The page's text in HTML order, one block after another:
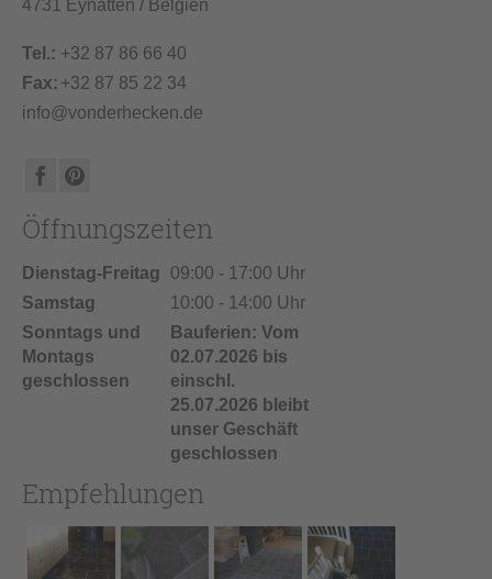
4731 Eynatten / Belgien
Tel.: +32 87 86 66 40
Fax: +32 87 85 22 34
info@vonderhecken.de
Öffnungszeiten
Dienstag-Freitag
09:00 - 17:00 Uhr
Samstag
10:00 - 14:00 Uhr
Sonntags und
Montags
geschlossen
Bauferien: Vom
02.07.2026 bis
einschl.
25.07.2026 bleibt
unser Geschäft
geschlossen
Empfehlungen